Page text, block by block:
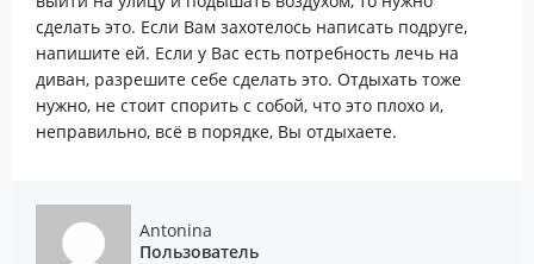
сделать это. Если Вам захотелось написать подруге,
напишите ей. Если у Вас есть потребность лечь на
диван, разрешите себе сделать это. Отдыхать тоже
нужно, не стоит спорить с собой, что это плохо и,
неправильно, всё в порядке, Вы отдыхаете.
Antonina
Пользователь